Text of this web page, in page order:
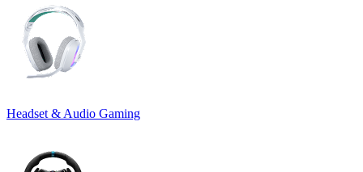
Headset & Audio Gaming